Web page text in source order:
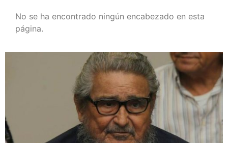
No se ha encontrado ningún encabezado en esta
página.